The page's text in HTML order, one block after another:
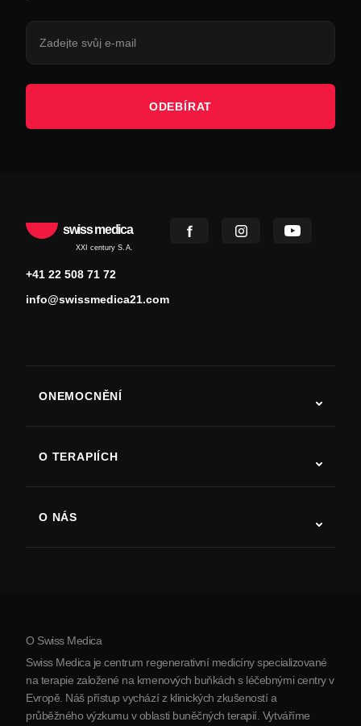
ODEBÍRAT
swiss medica
XXI century S.A.
+41 22 508 71 72
info@swissmedica21.com
ONEMOCNĚNÍ
Parkinsonova choroba
Artritida
O TERAPIÍCH
O NÁS
O Srbsku
Partnerství
O Swiss Medica
Swiss Medica je centrum regenerativní medicíny specializované
na terapie založené na kmenových buňkách s léčebnými centry v
Evropě. Náš přístup vychází z klinických zkušeností a
průběžného výzkumu v oblasti buněčných terapií. Vytváříme